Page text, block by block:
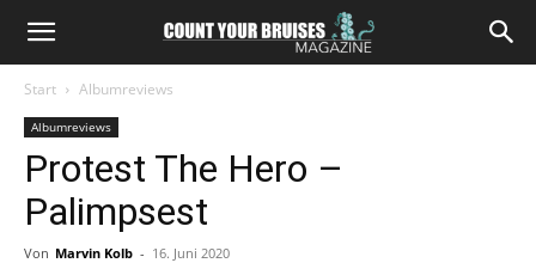
Start Albumreviews
Albumreviews
Protest The Hero –
Palimpsest
Von Marvin Kolb - 16. Juni 2020